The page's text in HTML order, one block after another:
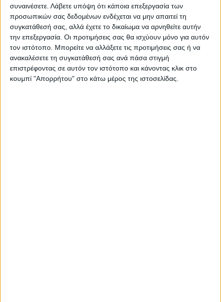
συναινέσετε. Λάβετε υπόψη ότι κάποια επεξεργασία των
προσωπικών σας δεδομένων ενδέχεται να μην απαιτεί τη
συγκατάθεσή σας, αλλά έχετε το δικαίωμα να αρνηθείτε αυτήν
την επεξεργασία. Οι προτιμήσεις σας θα ισχύουν μόνο για αυτόν
τον ιστότοπο. Μπορείτε να αλλάξετε τις προτιμήσεις σας ή να
ανακαλέσετε τη συγκατάθεσή σας ανά πάσα στιγμή
επιστρέφοντας σε αυτόν τον ιστότοπο και κάνοντας κλικ στο
κουμπί "Απορρήτου" στο κάτω μέρος της ιστοσελίδας.
δημοσιογράφων, ανέφερε πως από την
Τετάρτη, εκτός από τα αεροδρόμια και τα
λιμάνια, ανοίγουν οι πύλες εισόδου και στα
βόρεια σύνορα της χώρας. «Ανοίγουν τα
σύνορα των Ευζώνων, της Κακαβιάς, της
Κρυσταλλοπηγής, του Προμαχώνα, της
Νυμφαίας, των Καστανιών και των Κήπων»,